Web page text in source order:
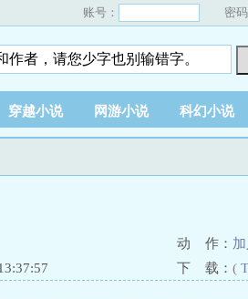
账号： 密码
穿越小说 网游小说 科幻小说
动 作：
下 载： (